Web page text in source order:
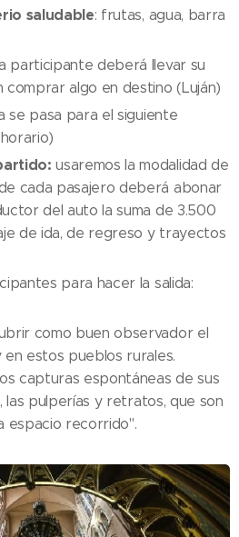
saludable: frutas, agua, barra
participante deberá llevar su
comprar algo en destino (Luján)
se pasa para el siguiente
usaremos la modalidad de
cada pasajero deberá abonar
del auto la suma de 3.500
de ida, de regreso y trayectos
para hacer la salida:
como buen observador el
estos pueblos rurales.
capturas espontáneas de sus
las pulperías y retratos, que son
espacio recorrido".